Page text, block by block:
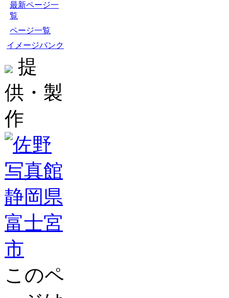
最新ページ一
覧
ページ一覧
イメージバンク
提
供・製
作
このペ